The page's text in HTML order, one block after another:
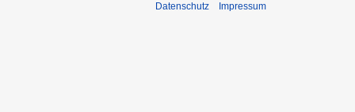
Datenschutz Impressum